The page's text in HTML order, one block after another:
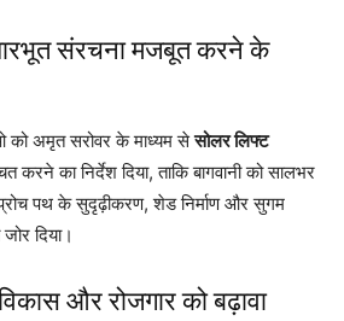
संरचना मजबूत करने के
को अमृत सरोवर के माध्यम सेसोलर लिफ्ट
करने का निर्देश दिया, ताकि बागवानी को सालभर
पथ के सुदृढ़ीकरण, शेड निर्माण और सुगम
दिया।
और रोजगार को बढ़ावा